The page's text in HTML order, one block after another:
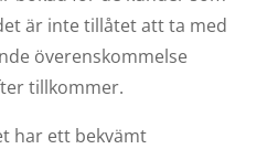
är inte tillåtet att ta med
överenskommelse
tillkommer.
har ett bekvämt